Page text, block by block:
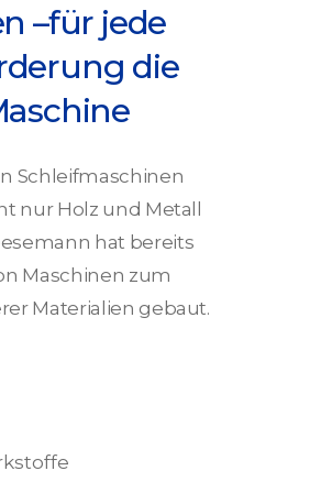
–für jede
die
Schleifmaschinen
nur Holz und Metall
hat bereits
Maschinen zum
Materialien gebaut.